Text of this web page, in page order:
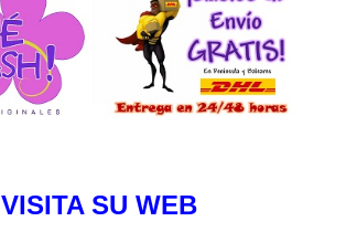
VISITA SU WEB